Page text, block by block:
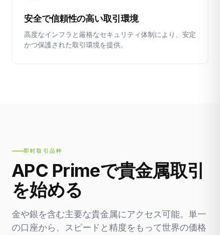
安全で信頼性の高い取引環境
高度なインフラと厳格なセキュリティ体制により、安定
かつ保護された取引環境を提供。
即时取引品种
APC Primeで貴金属取引
を始める
金や銀を含む主要な貴金属にアクセス可能。単一
の口座から、スピードと精度をもって世界の価格